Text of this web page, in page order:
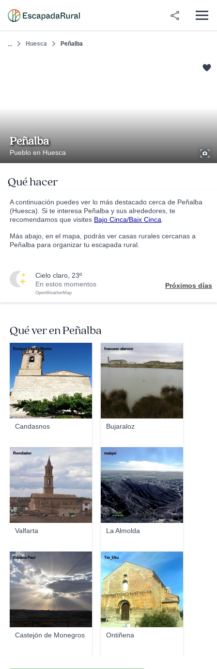
... Huesca Peñalba
Peñalba
Pueblo en Huesca
Qué hacer
A continuación puedes ver lo más destacado cerca de Peñalba
(Huesca). Si te interesa Peñalba y sus alrededores, te
recomendamos que visites Bajo Cinca/Baix Cinca
Más abajo, en el mapa, podrás ver casas rurales cercanas a
Peñalba para organizar tu escapada rural.
cielo claro, 23º
En estos momentos
OpenWeatherMap
Próximos días
Qué ver en Peñalba
Candasnos
Enrique Flores Martin
Bujaraloz
francesc alarcon
Valfarta
Rondador
La Almolda
maiqui
Castejón de Monegros
Bibiana Paul
Ontiñena
Tio_Utu